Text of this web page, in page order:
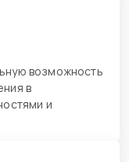
возможность
в
и